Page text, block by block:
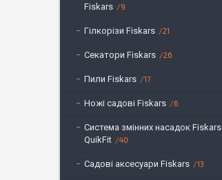
Fiskars
9
Гілкорізи Fiskars 21
Секатори Fiskars 26
Пили Fiskars 17
Ножі садові Fiskars 6
Система змінних насадок Fiskars
QuikFit
40
Садові аксесуари Fiskars 13